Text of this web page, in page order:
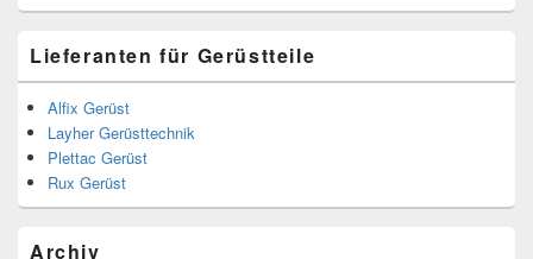
Lieferanten für Gerüstteile
Alfix Gerüst
Layher Gerüsttechnik
Plettac Gerüst
Rux Gerüst
Archiv